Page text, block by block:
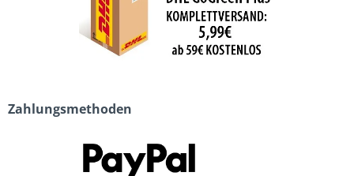
Zahlungsmethoden